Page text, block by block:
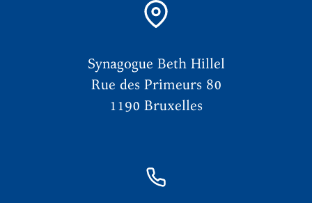
Synagogue Beth Hillel
Rue des Primeurs 80
1190 Bruxelles